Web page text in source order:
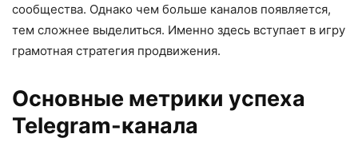
сообщества. Однако чем больше каналов появляется,
тем сложнее выделиться. Именно здесь вступает в игру
грамотная стратегия продвижения.
Основные метрики успеха
Telegram-канала